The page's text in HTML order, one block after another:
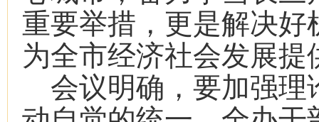
重要举措，更是解决
为全市经济社会发展
会议明确，要加强理